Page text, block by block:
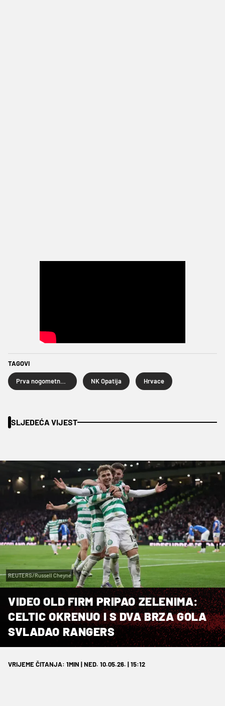
TAGOVI
NK Opatija Hrvace
SLJEDEĆA VIJEST
REUTERS/Russell Cheyne
VIDEO OLD FIRM PRIPAO ZELENIMA:
CELTIC OKRENUO I S DVA BRZA GOLA
SVLADAO RANGERS
VRIJEME ČITANJA: 1MIN | NED. 10.05.26. | 15:12